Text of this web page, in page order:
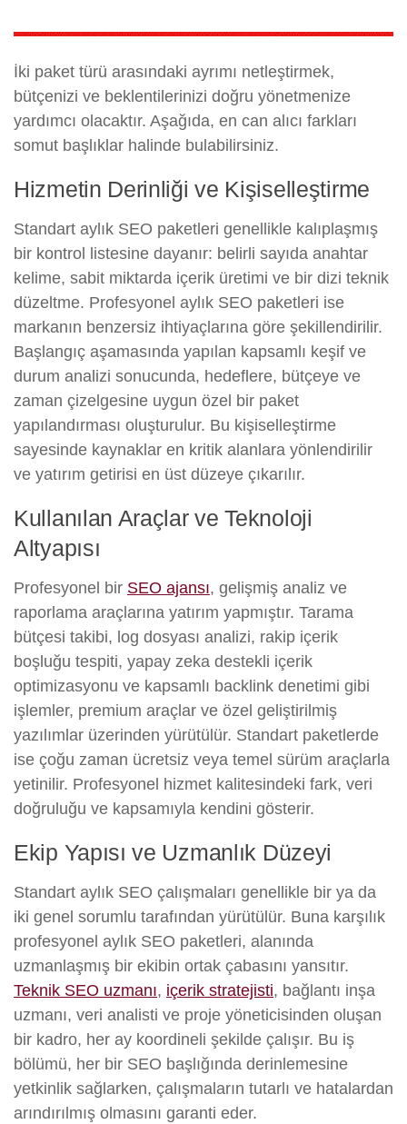
İki paket türü arasındaki ayrımı netleştirmek,
bütçenizi ve beklentilerinizi doğru yönetmenize
yardımcı olacaktır. Aşağıda, en can alıcı farkları
somut başlıklar halinde bulabilirsiniz.
Hizmetin Derinliği ve Kişiselleştirme
Standart aylık SEO paketleri genellikle kalıplaşmış
bir kontrol listesine dayanır: belirli sayıda anahtar
kelime, sabit miktarda içerik üretimi ve bir dizi teknik
düzeltme. Profesyonel aylık SEO paketleri ise
markanın benzersiz ihtiyaçlarına göre şekillendirilir.
Başlangıç aşamasında yapılan kapsamlı keşif ve
durum analizi sonucunda, hedeflere, bütçeye ve
zaman çizelgesine uygun özel bir paket
yapılandırması oluşturulur. Bu kişiselleştirme
sayesinde kaynaklar en kritik alanlara yönlendirilir
ve yatırım getirisi en üst düzeye çıkarılır.
Kullanılan Araçlar ve Teknoloji
Altyapısı
Profesyonel bir SEO ajansı, gelişmiş analiz ve
raporlama araçlarına yatırım yapmıştır. Tarama
bütçesi takibi, log dosyası analizi, rakip içerik
boşluğu tespiti, yapay zeka destekli içerik
optimizasyonu ve kapsamlı backlink denetimi gibi
işlemler, premium araçlar ve özel geliştirilmiş
yazılımlar üzerinden yürütülür. Standart paketlerde
ise çoğu zaman ücretsiz veya temel sürüm araçlarla
yetinilir. Profesyonel hizmet kalitesindeki fark, veri
doğruluğu ve kapsamıyla kendini gösterir.
Ekip Yapısı ve Uzmanlık Düzeyi
Standart aylık SEO çalışmaları genellikle bir ya da
iki genel sorumlu tarafından yürütülür. Buna karşılık
profesyonel aylık SEO paketleri, alanında
uzmanlaşmış bir ekibin ortak çabasını yansıtır.
Teknik SEO uzmanı, içerik stratejisti, bağlantı inşa
uzmanı, veri analisti ve proje yöneticisinden oluşan
bir kadro, her ay koordineli şekilde çalışır. Bu iş
bölümü, her bir SEO başlığında derinlemesine
yetkinlik sağlarken, çalışmaların tutarlı ve hatalardan
arındırılmış olmasını garanti eder.